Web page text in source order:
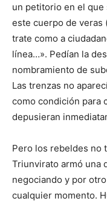
un petitorio en el que
este cuerpo de veras
trate como a
línea…». Pedían la
nombramiento de
Las trenzas no
como condición para
depusieran
Pero los rebeldes no
Triunvirato armó una
negociando y por
cualquier momento.